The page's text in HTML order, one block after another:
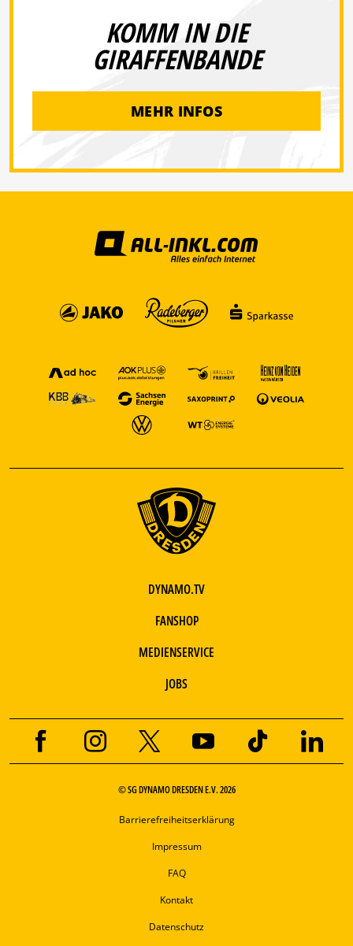
KOMM IN DIE
GIRAFFENBANDE
MEHR INFOS
DYNAMO.TV
FANSHOP
MEDIENSERVICE
JOBS
© SG DYNAMO DRESDEN E.V. 2026
Barrierefreiheitserklärung
Impressum
FAQ
Kontakt
Datenschutz